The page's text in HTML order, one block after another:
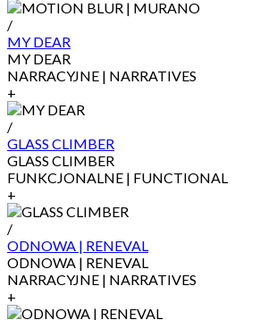
/
MY DEAR
MY DEAR
NARRACYJNE | NARRATIVES
+
/
GLASS CLIMBER
GLASS CLIMBER
FUNKCJONALNE | FUNCTIONAL
+
/
ODNOWA | RENEVAL
ODNOWA | RENEVAL
NARRACYJNE | NARRATIVES
+